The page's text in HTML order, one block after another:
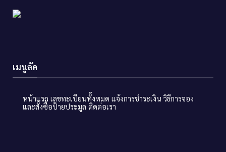
เมนูลัด
หน้าแรก เลขทะเบียนทั้งหมด แจ้งการชำระเงิน วิธีการจอง
และสั่งซื้อป้ายประมูล ติดต่อเรา